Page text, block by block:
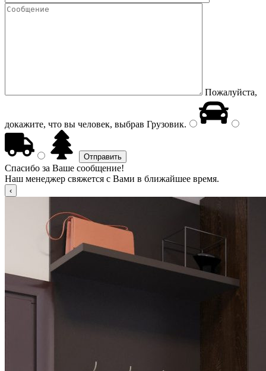
Пожалуйста,
докажите, что вы человек, выбрав Грузовик.
Спасибо за Ваше сообщение!
Наш менеджер свяжется с Вами в ближайшее время.